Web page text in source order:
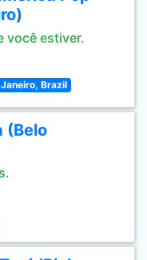
você estiver.
Brazil
(Belo